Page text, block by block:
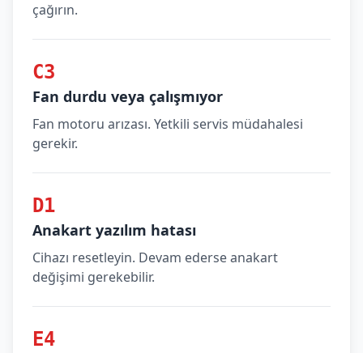
çağırın.
C3
Fan durdu veya çalışmıyor
Fan motoru arızası. Yetkili servis müdahalesi
gerekir.
D1
Anakart yazılım hatası
Cihazı resetleyin. Devam ederse anakart
değişimi gerekebilir.
E4